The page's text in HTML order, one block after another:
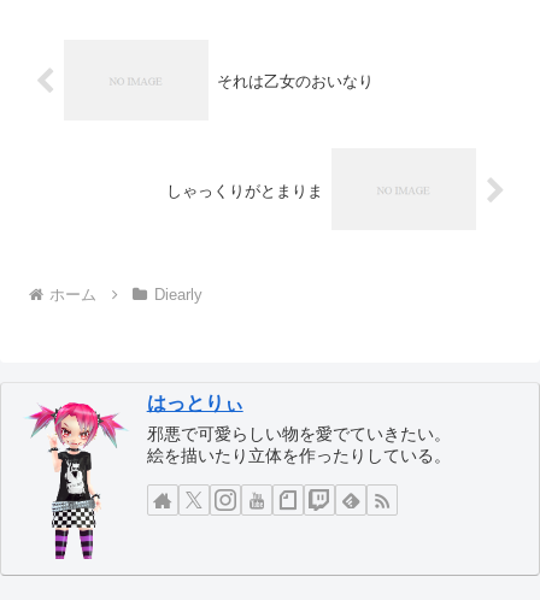
それは乙女のおいなり
しゃっくりがとまりま
ホーム Diearly
はっとりぃ
邪悪で可愛らしい物を愛でていきたい。
絵を描いたり立体を作ったりしている。